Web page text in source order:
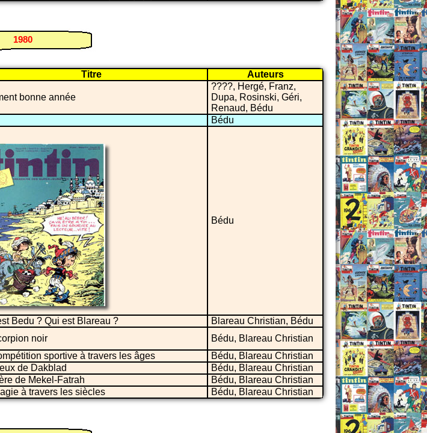
1980
Titre Auteurs
bonne année
????, Hergé, Franz,
Dupa, Rosinski, Géri,
Renaud, Bédu
Bédu
Bédu
Bedu ? Qui est Blareau ?
Blareau Christian, Bédu
noir
Bédu, Blareau Christian
sportive à travers les âges
Bédu, Blareau Christian
de Dakblad
Bédu, Blareau Christian
de Mekel-Fatrah
Bédu, Blareau Christian
à travers les siècles Bédu, Blareau Christian